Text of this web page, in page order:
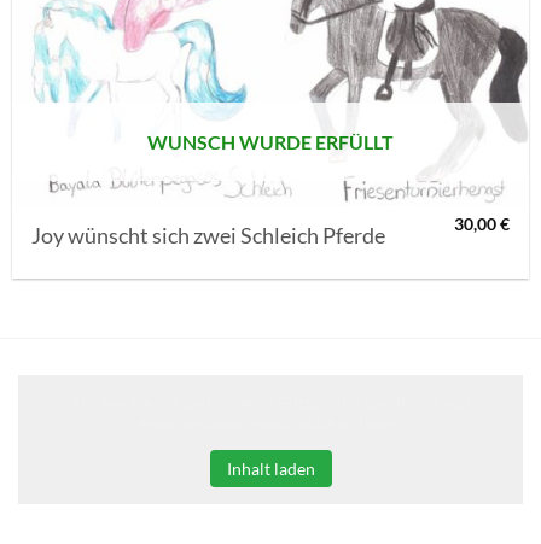
AUF MEINE
MERKLISTE
SETZEN
WUNSCH WURDE ERFÜLLT
Joy wünscht sich zwei Schleich Pferde 30,00€
Inhalt laden